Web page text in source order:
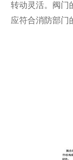
转动灵活。阀门
应符合消防部门